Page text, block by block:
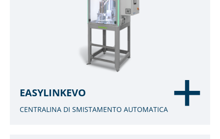
EASYLINKEVO
CENTRALINA DI SMISTAMENTO AUTOMATICA